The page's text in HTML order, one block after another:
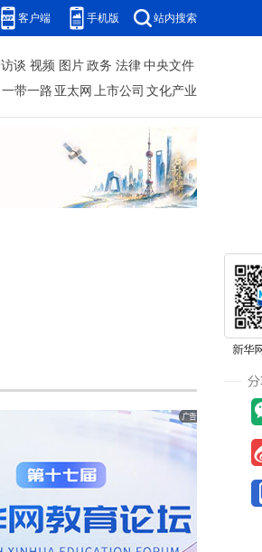
客户端 手机版 站内搜索
访谈 视频 图片 政务 法律 中央文件
一带一路 亚太网 上市公司 文化产业